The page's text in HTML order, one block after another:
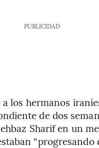
PUBLICIDAD
los hermanos
de dos
Sharif en un